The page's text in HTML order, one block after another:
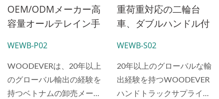
を保持し、不均一な表面で
の滑りを防ぎます。
OEM/ODMメーカー高
容量オールテレイン手
ルと空気入りゴムタイ
ヤ（250 Kg積載）付き
PPトレイ
WEWB-P02
WOODEVERは、20年以上
のグローバル輸出の経験を
持つベトナムの卸売メーカ
重荷重対応の二輪台
車、ダブルハンドル付
止インフレータブルま
たはPUタイヤ卸売
（250 Kg）
WEWB-S02
20年以上のグローバルな輸
出経験を持つWOODEVER
ハンドトラックサプライヤ